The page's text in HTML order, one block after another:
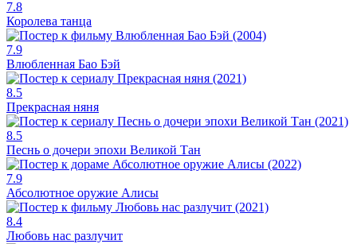
7.8
Королева танца
7.9
Влюбленная Бао Бэй
8.5
Прекрасная няня
8.5
Песнь о дочери эпохи Великой Тан
7.9
Абсолютное оружие Алисы
8.4
Любовь нас разлучит